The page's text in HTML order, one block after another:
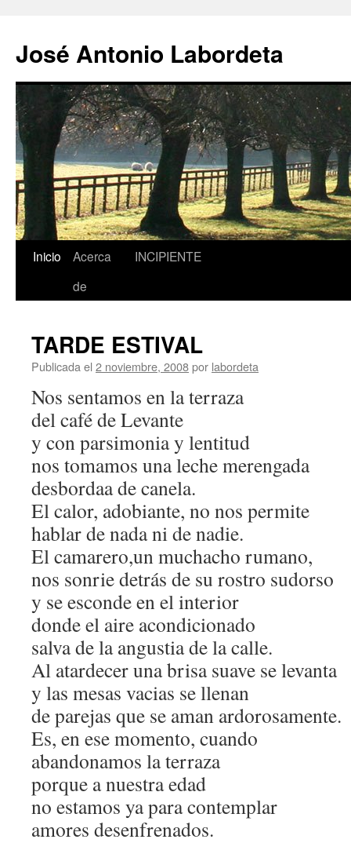
José Antonio Labordeta
Saltar
Inicio
Acerca
de
INCIPIENTE
TARDE ESTIVAL
Publicada el 2 noviembre, 2008por labordeta
Nos sentamos en la terraza
del café de Levante
y con parsimonia y lentitud
nos tomamos una leche merengada
desbordaa de canela.
El calor, adobiante, no nos permite
hablar de nada ni de nadie.
El camarero,un muchacho rumano,
nos sonrie detrás de su rostro sudorso
y se esconde en el interior
donde el aire acondicionado
salva de la angustia de la calle.
Al atardecer una brisa suave se levanta
y las mesas vacias se llenan
de parejas que se aman ardorosamente.
Es, en ese momento, cuando
abandonamos la terraza
porque a nuestra edad
no estamos ya para contemplar
amores desenfrenados.